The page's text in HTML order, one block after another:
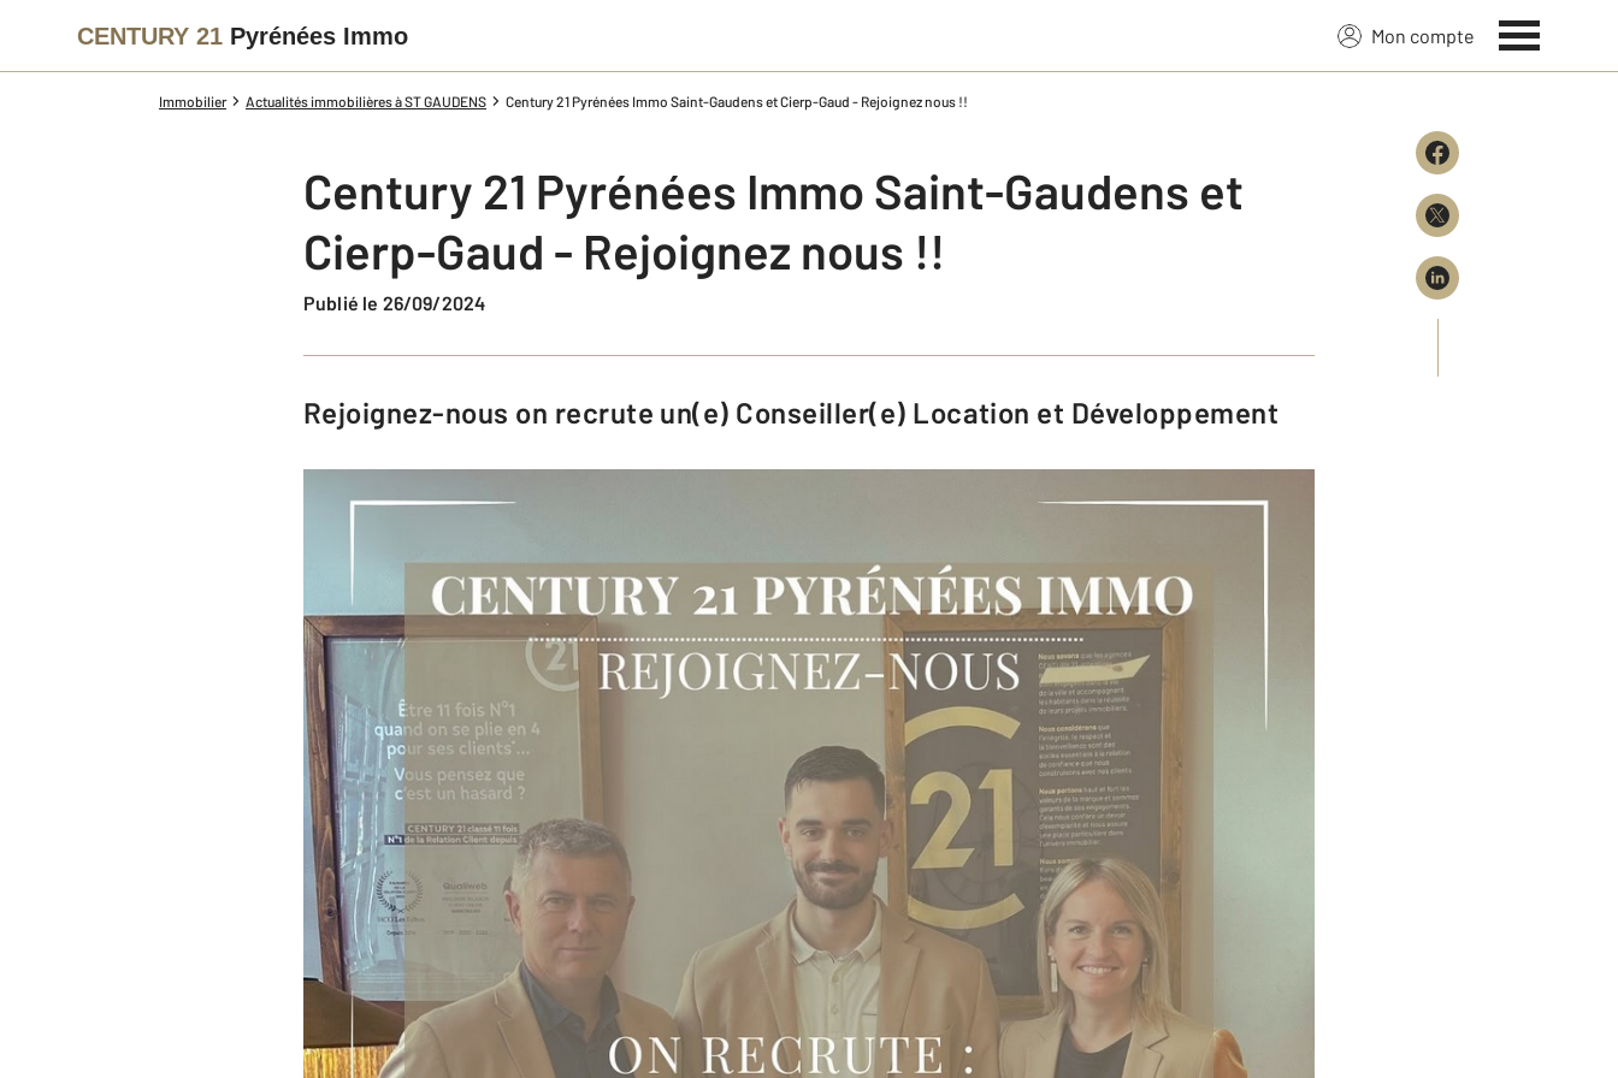
CENTURY 21 Pyrénées Immo Mon compte
Immobilier Actualités immobilières à ST GAUDENS Century 21 Pyrénées Immo Saint-Gaudens et Cierp-Gaud - Rejoignez nous !!
Century 21 Pyrénées Immo Saint-Gaudens et
Cierp-Gaud - Rejoignez nous !!
Publié le 26/09/2024
Rejoignez-nous on recrute un(e) Conseiller(e) Location et Développement